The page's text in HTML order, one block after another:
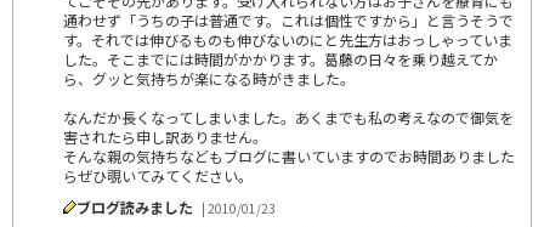
通わせず「うちの子は普通です。これは個性ですから」と言うそうで
す。それでは伸びるものも伸びないのにと先生方はおっしゃっていま
した。そこまでには時間がかかります。葛藤の日々を乗り越えてか
ら、グッと気持ちが楽になる時がきました。
なんだか長くなってしまいました。あくまでも私の考えなので御気を
害されたら申し訳ありません。
そんな親の気持ちなどもブログに書いていますのでお時間ありました
らぜひ覗いてみてください。
ブログ読みました | 2010/01/23